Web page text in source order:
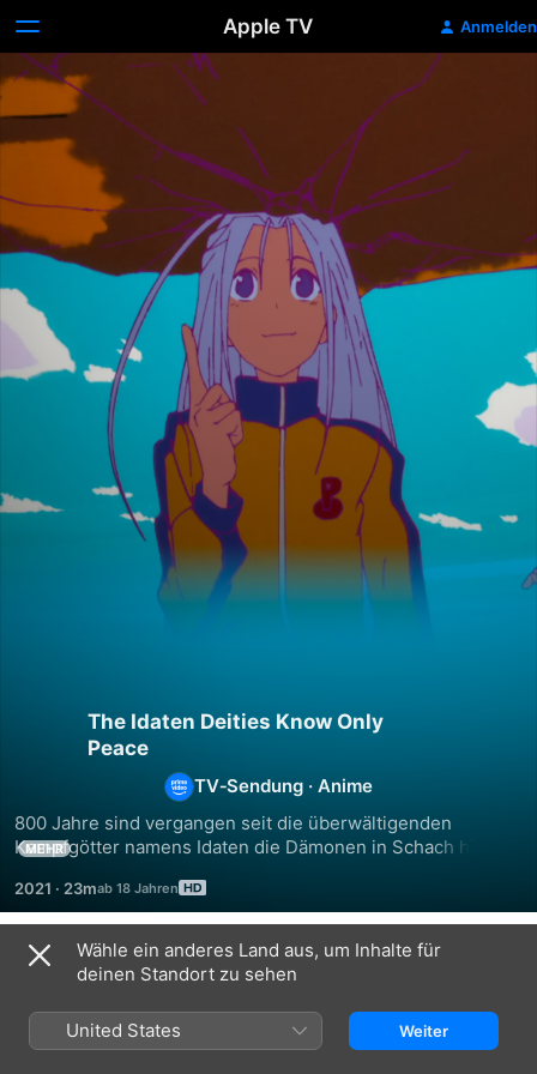
Apple TV Anmelden
The Idaten Deities Know Only
Peace
TV‑Sendung · Anime
800 Jahre sind vergangen seit die überwältigenden
Kampfgötter namens Idaten die Dämonen in Schach hielten,
stürzen wollten. Jenes Gefecht ist heute nur noch ein alter
Mythos einer längst vergangenen Zeit. Die nun
herrschende Göttergeneration lebt in Frieden … zumindest
bis jemand die Dämonen aus ihrem tiefen Schlummer
MEHR
2021 · 23m
Staffel 1
Wähle ein anderes Land aus, um Inhalte für
deinen Standort zu sehen
United States Weiter